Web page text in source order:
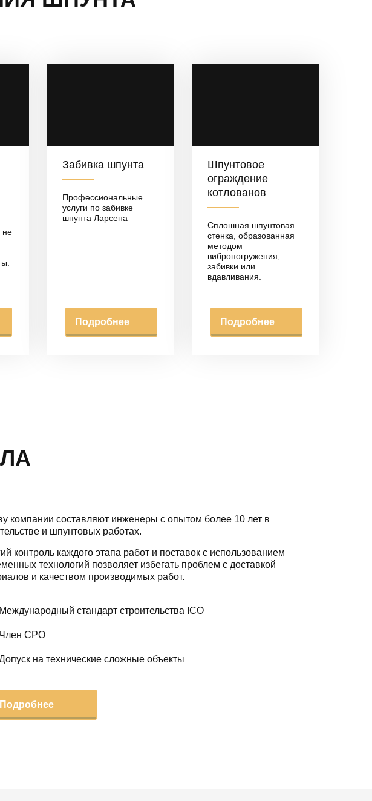
не
Забивка шпунта
Профессиональные
услуги по забивке
шпунта Ларсена
Подробнее
Шпунтовое
ограждение
котлованов
Сплошная шпунтовая
стенка, образованная
методом
вибропогружения,
забивки или
вдавливания.
Подробнее
компании составляют инженеры с опытом более 10 лет в
и шпунтовых работах.
контроль каждого этапа работ и поставок с использованием
технологий позволяет избегать проблем с доставкой
и качеством производимых работ.
Международный стандарт строительства ICO
Член СРО
на технические сложные объекты
Подробнее